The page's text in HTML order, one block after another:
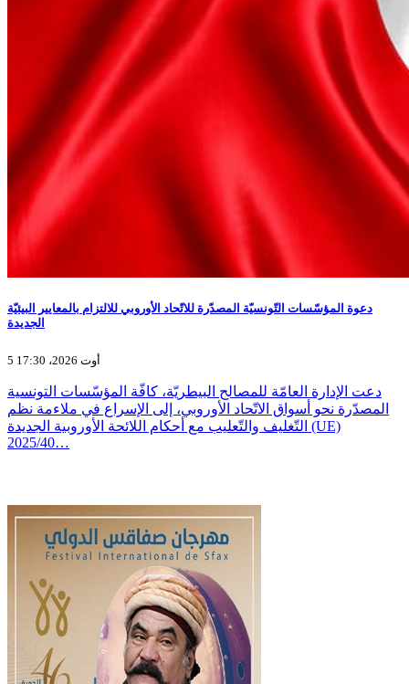
دعوة المؤسّسات التّونسيّة المصدّرة للاتّحاد الأوروبي للالتزام بالمعايير البيئيّة
الجديدة
5 أوت 2026، 17:30
دعت الإدارة العامّة للمصالح البيطريّة، كافّة المؤسّسات التونسية
المصدّرة نحو أسواق الاتّحاد الأوروبي، إلى الإسراع في ملاءمة نظم
التّغليف والتّعليب مع أحكام اللائحة الأوروبية الجديدة (UE)
2025/40…